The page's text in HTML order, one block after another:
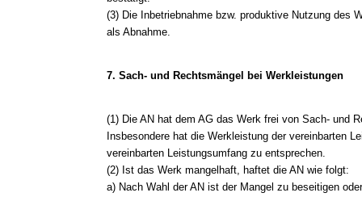
(3) Die Inbetriebnahme bzw. produktive Nutzung des
als Abnahme.
7. Sach- und Rechtsmängel bei Werkleistungen
(1) Die AN hat dem AG das Werk frei von Sach- und
Insbesondere hat die Werkleistung der vereinbarten
vereinbarten Leistungsumfang zu entsprechen.
(2) Ist das Werk mangelhaft, haftet die AN wie folgt:
a) Nach Wahl der AN ist der Mangel zu beseitigen